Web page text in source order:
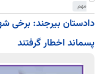
مهم
دادستان بیرجند: برخی
پسماند اخطار گرفتند